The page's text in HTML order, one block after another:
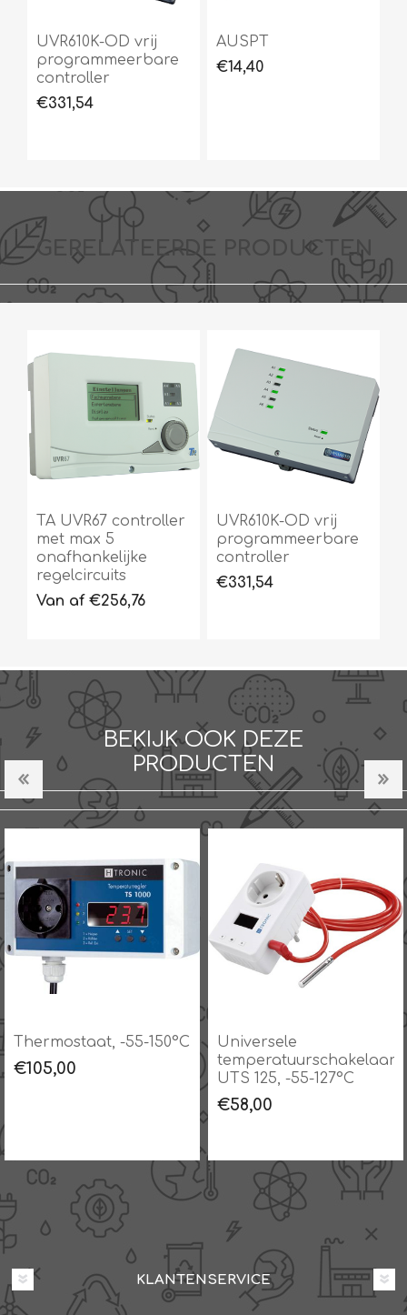
UVR610K-OD vrij
programmeerbare
controller
€331,54
AUSPT
€14,40
GERELATEERDE PRODUCTEN
TA UVR67 controller
met max 5
onafhankelijke
regelcircuits
Van af €256,76
UVR610K-OD vrij
programmeerbare
controller
€331,54
BEKIJK OOK DEZE
PRODUCTEN
Thermostaat, -55-150°C
€105,00
Universele
temperatuurschakelaar
UTS 125, -55-127°C
€58,00
KLANTENSERVICE